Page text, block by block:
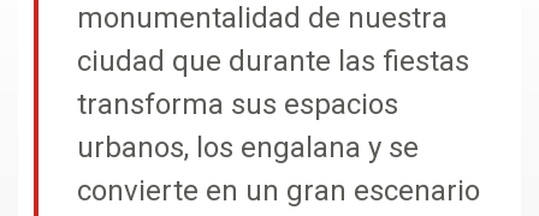
monumentalidad de nuestra
ciudad que durante las fiestas
transforma sus espacios
urbanos, los engalana y se
convierte en un gran escenario